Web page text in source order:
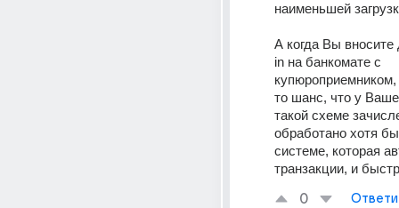
наименьшей
А когда Вы вносите
in на банкомате с
купюроприемником,
то шанс, что у
такой схеме
обработано хотя
системе, которая
транзакции, и
0